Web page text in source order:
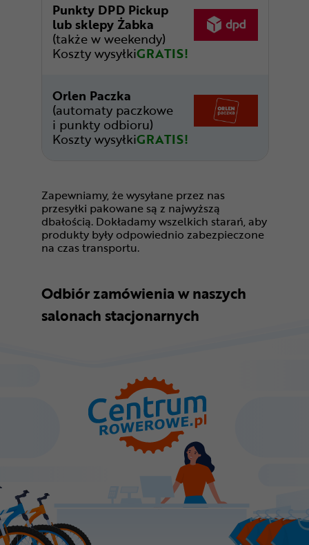
Punkty DPD Pickup
lub sklepy Żabka
(także w weekendy)
Koszty wysyłkiGRATIS!
Orlen Paczka
(automaty paczkowe
i punkty odbioru)
Koszty wysyłkiGRATIS!
Zapewniamy, że wysyłane przez nas
przesyłki pakowane są z najwyższą
dbałością. Dokładamy wszelkich starań, aby
produkty były odpowiednio zabezpieczone
na czas transportu.
Odbiór zamówienia w naszych
salonach stacjonarnych